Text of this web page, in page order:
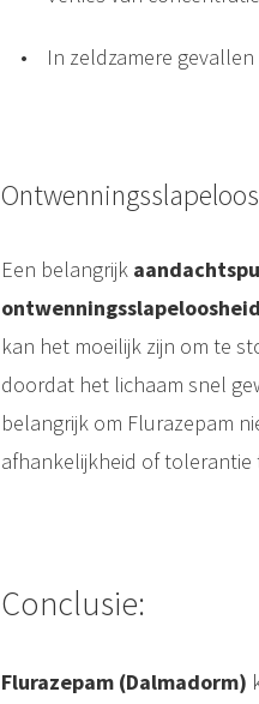
• In zeldzamere
Een belangrijk
ontwenningsslapeloosheid
kan het moeilijk zijn om te
doordat het lichaam snel
belangrijk om Flurazepam
afhankelijkheid of tolerantie
Conclusie:
Flurazepam (Dalmadorm)